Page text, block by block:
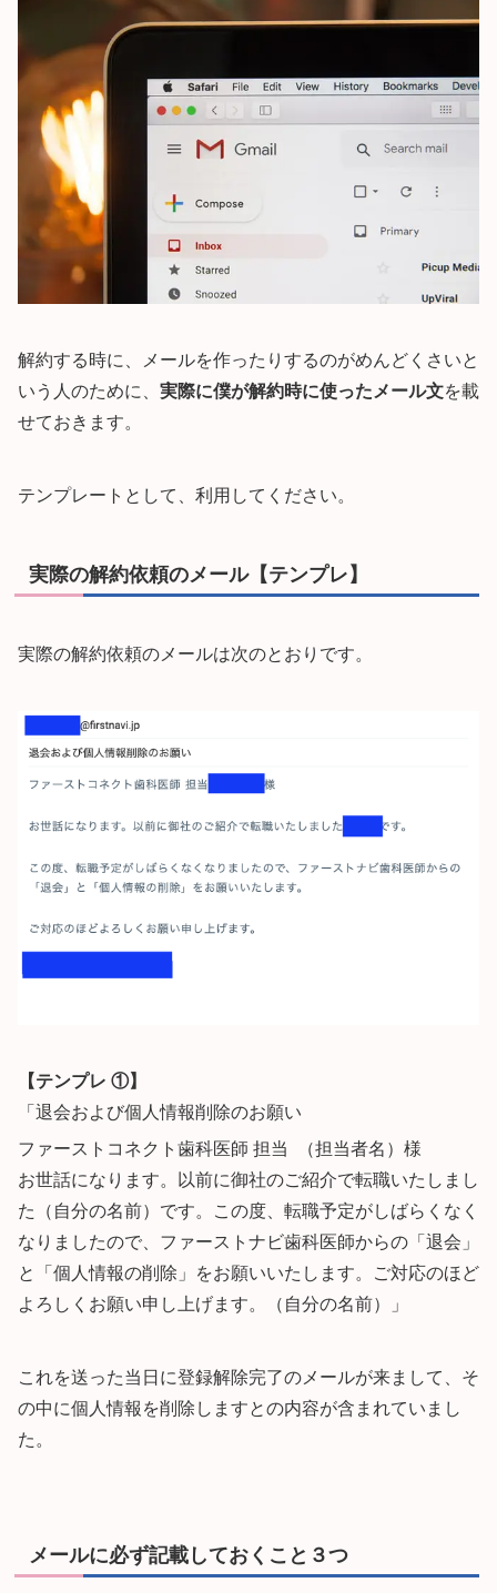
解約する時に、メールを作ったりするのがめんどくさいと
いう人のために、 実際に僕が解約時に使ったメール文を載
せておきます。
テンプレートとして、利用してください。
実際の解約依頼のメール【テンプレ】
実際の解約依頼のメールは次のとおりです。
【テンプレ ①】
「退会および個人情報削除のお願い
ファーストコネクト歯科医師 担当 （担当者名）様
お世話になります。以前に御社のご紹介で転職いたしまし
た（自分の名前）です。この度、転職予定がしばらくなく
なりましたので、ファーストナビ歯科医師からの「退会」
と「個人情報の削除」をお願いいたします。ご対応のほど
よろしくお願い申し上げます。（自分の名前）」
これを送った当日に登録解除完了のメールが来まして、そ
の中に個人情報を削除しますとの内容が含まれていまし
た。
メールに必ず記載しておくこと３つ